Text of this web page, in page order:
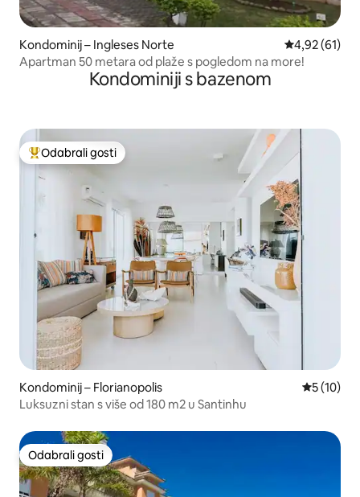
Kondominij – Ingleses Norte Prosječna
4,92 (61)
Apartman 50 metara od plaže s pogledom na more!
Kondominiji s bazenom
Među najviše rangiranima s oznakom „Odabrali gosti”
Odabrali gosti
Kondominij – Florianopolis Prosječna
5 (10)
Luksuzni stan s više od 180 m2 u Santinhu
Odabrali gosti
Odabrali gosti